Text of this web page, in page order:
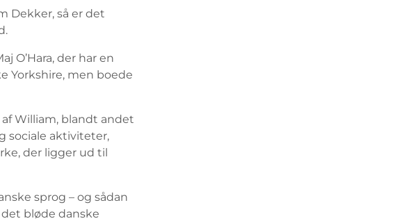
Dekker, så er det
O’Hara, der har en
Yorkshire, men boede
William, blandt andet
sociale aktiviteter,
der ligger ud til
sprog – og sådan
bløde danske